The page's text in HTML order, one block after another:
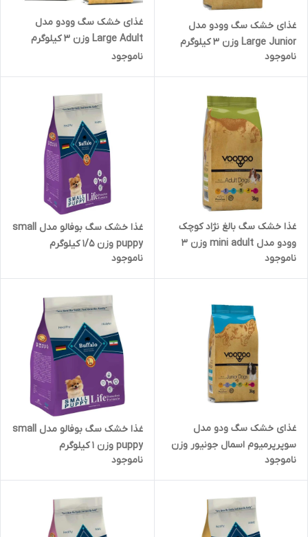
غذای خشک سگ وودو مدل
Large Junior وزن 3 کیلوگرم
ناموجود
غذای خشک سگ وودو مدل
Large Adult وزن 3 کیلوگرم
ناموجود
غذا خشک سگ بالغ نژاد کوچک
وودو مدل mini adult وزن 3
کیلوگرم
ناموجود
غذا خشک سگ بوفالو مدل small
puppy وزن 1/5 کیلوگرم
ناموجود
غذای خشک سگ ودو مدل
سوپرپرمیوم اسمال جونیور وزن
3 کیلوگرم
ناموجود
غذا خشک سگ بوفالو مدل small
puppy وزن 1 کیلوگرم
ناموجود